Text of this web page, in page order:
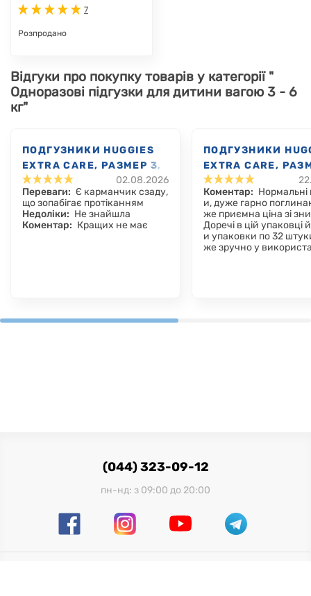
48 шт.
7
Розпродано
Відгуки про покупку товарів у категорії "
Одноразові підгузки для дитини вагою 3 - 6
кг"
ПОДГУЗНИКИ HUGGIES
EXTRA CARE, РАЗМЕР 3,
6-10 КГ, 40 ШТ.
02.08.2026
Переваги: Є карманчик сзаду,
що зопабігає протіканням
Недоліки: Не знайшла
Коментар: Кращих не має
ПОДГУЗНИКИ
EXTRA CARE,
6-10 КГ, 96 ШТ.
Коментар: Нормальні
и, дуже гарно
же приємна ціна зі
Доречі в цій упаковці
и упаковки по 32
же зручно у
(044) 323-09-12
пн-нд: з 09:00 до 20:00